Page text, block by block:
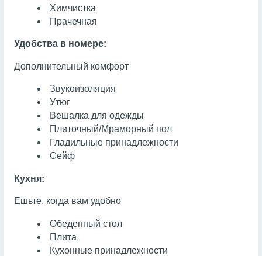
Химчистка
Прачечная
Удобства в номере:
Дополнительный комфорт
Звукоизоляция
Утюг
Вешалка для одежды
Плиточный/Мраморный пол
Гладильные принадлежности
Сейф
Кухня:
Ешьте, когда вам удобно
Обеденный стол
Плита
Кухонные принадлежности